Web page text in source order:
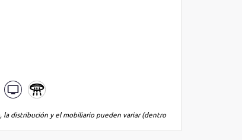
la distribución y el mobiliario pueden variar (dentro